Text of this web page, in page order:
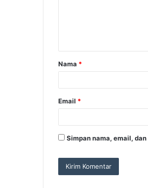
a
r
Nama *
Email *
Simpan nama, email,